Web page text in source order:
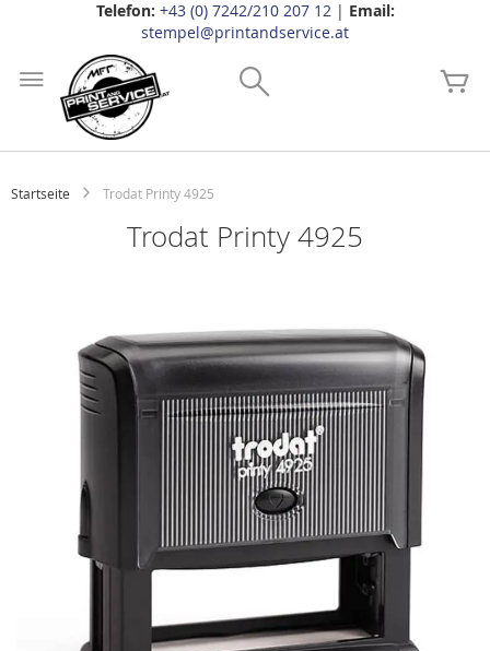
Telefon: +43 (0) 7242/210 207 12| Email:
stempel@printandservice.at
Inhalt
springen
Startseite Trodat Printy 4925
Trodat Printy 4925
Bildgalerie
springen